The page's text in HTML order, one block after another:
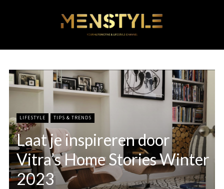
LIFESTYLE TIPS & TRENDS
Laat je inspireren door
Vitra’s Home Stories Winter
2023